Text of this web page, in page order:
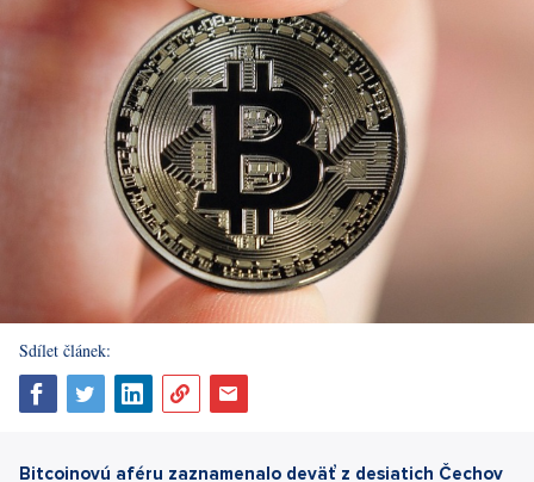
Sdílet článek:
Bitcoinovú aféru zaznamenalo deväť z desiatich Čechov